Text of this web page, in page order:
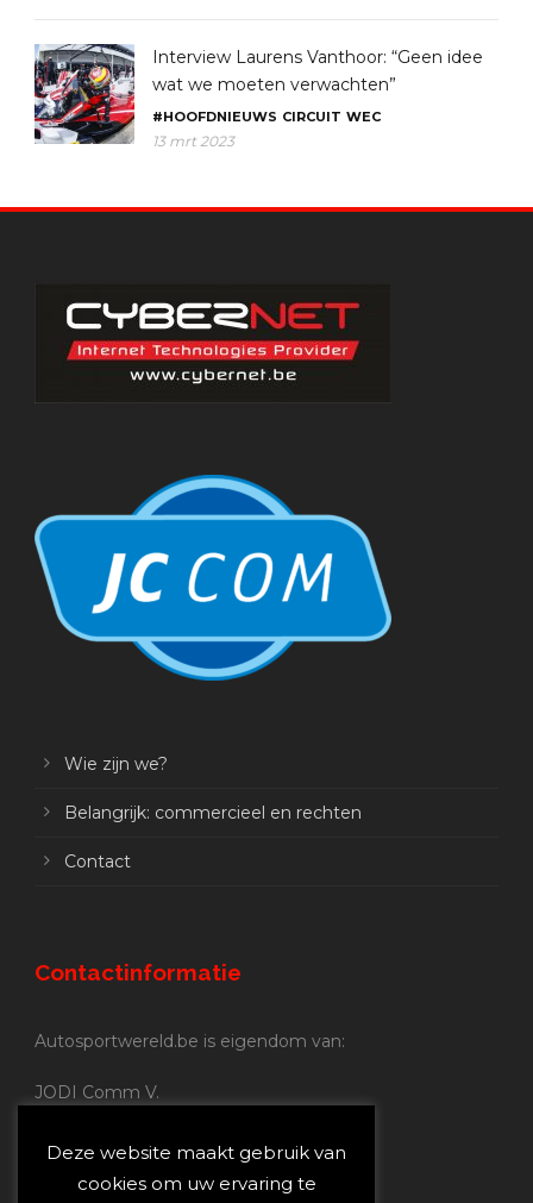
Interview Laurens Vanthoor: “Geen idee
wat we moeten verwachten”
#HOOFDNIEUWS CIRCUIT WEC
13 mrt 2023
Wie zijn we?
Belangrijk: commercieel en rechten
Contact
Contactinformatie
Autosportwereld.be is eigendom van:
JODI Comm V.
Nijverheidsstraat 70
2160 Wommelgem
Deze website maakt gebruik van
cookies om uw ervaring te